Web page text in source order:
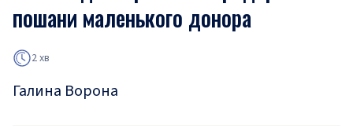
пошани маленького донора
2 хв
Галина Ворона